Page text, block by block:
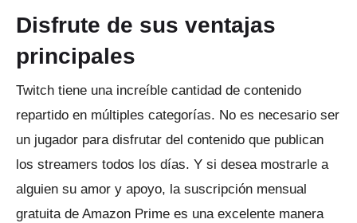
Disfrute de sus ventajas
principales
Twitch tiene una increíble cantidad de contenido
repartido en múltiples categorías. No es necesario ser
un jugador para disfrutar del contenido que publican
los streamers todos los días. Y si desea mostrarle a
alguien su amor y apoyo, la suscripción mensual
gratuita de Amazon Prime es una excelente manera